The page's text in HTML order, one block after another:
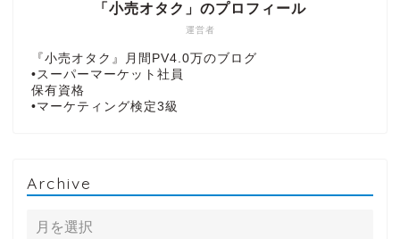
運営者
「小売オタク」のプロフィール
『小売オタク』月間PV4.0万のブログ
•スーパーマーケット社員
保有資格
•マーケティング検定3級
Archive